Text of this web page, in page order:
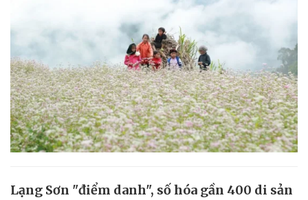
Lạng Sơn "điểm danh", số hóa gần 400 di sản